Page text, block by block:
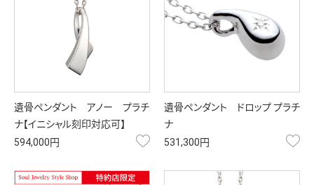
遺骨ペンダント アノー プラチ
ナ【イニシャル刻印対応可】
594,000円
お気に入り
遺骨ペンダント ドロップ プラチ
ナ
531,300円